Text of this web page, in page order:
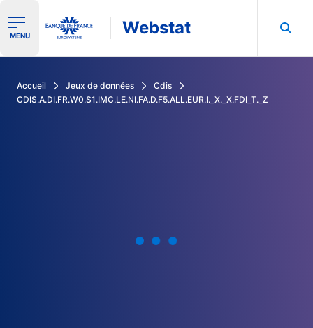
Ouvrir le menu de navigation
MENU Webstat
Accueil Jeux de données
Cdis
CDIS.A.DI.FR.W0.S1.IMC.LE.NI.FA.D.F5.ALL.EUR.I._X._X.FDI_T._Z